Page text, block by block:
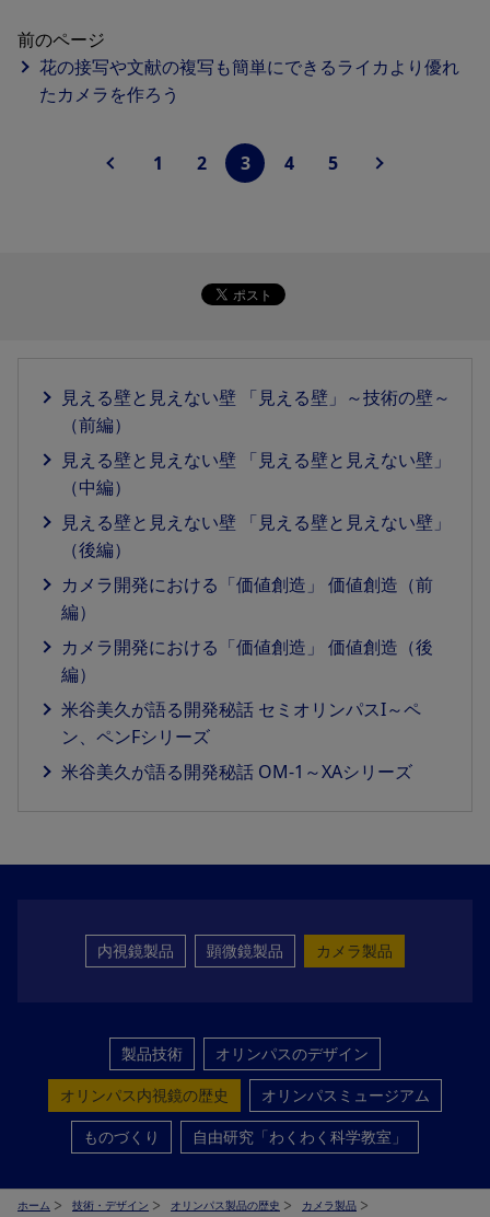
前のページ
花の接写や文献の複写も簡単にできるライカより優れ
たカメラを作ろう
1 2 3 4 5
見える壁と見えない壁 「見える壁」～技術の壁～
（前編）
見える壁と見えない壁 「見える壁と見えない壁」
（中編）
見える壁と見えない壁 「見える壁と見えない壁」
（後編）
カメラ開発における「価値創造」 価値創造（前
編）
カメラ開発における「価値創造」 価値創造（後
編）
米谷美久が語る開発秘話 セミオリンパスI～ペ
ン、ペンFシリーズ
米谷美久が語る開発秘話 OM-1～XAシリーズ
内視鏡製品 顕微鏡製品 カメラ製品
製品技術
オリンパスのデザイン
オリンパス内視鏡の歴史
オリンパスミュージアム
ものづくり
自由研究「わくわく科学教室」
ホーム 技術・デザイン オリンパス製品の歴史
カメラ製品